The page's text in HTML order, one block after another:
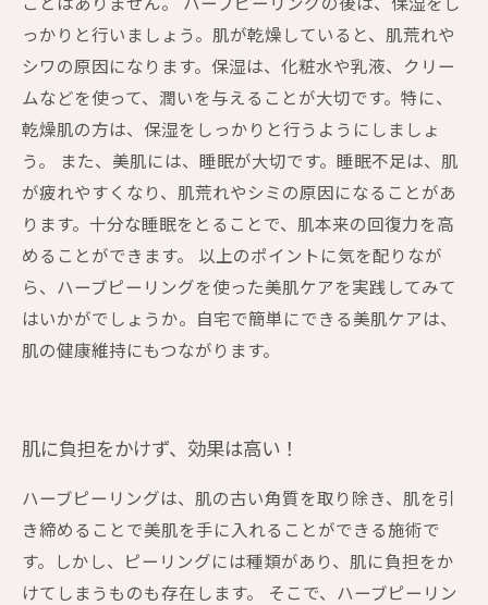
ことはありません。 ハーブピーリングの後は、保湿をし
っかりと行いましょう。肌が乾燥していると、肌荒れや
シワの原因になります。保湿は、化粧水や乳液、クリー
ムなどを使って、潤いを与えることが大切です。特に、
乾燥肌の方は、保湿をしっかりと行うようにしましょ
う。 また、美肌には、睡眠が大切です。睡眠不足は、肌
が疲れやすくなり、肌荒れやシミの原因になることがあ
ります。十分な睡眠をとることで、肌本来の回復力を高
めることができます。 以上のポイントに気を配りなが
ら、ハーブピーリングを使った美肌ケアを実践してみて
はいかがでしょうか。自宅で簡単にできる美肌ケアは、
肌の健康維持にもつながります。
肌に負担をかけず、効果は高い！
ハーブピーリングは、肌の古い角質を取り除き、肌を引
き締めることで美肌を手に入れることができる施術で
す。しかし、ピーリングには種類があり、肌に負担をか
けてしまうものも存在します。 そこで、ハーブピーリン